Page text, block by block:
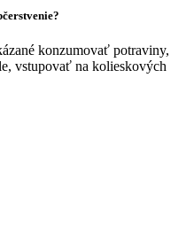
konzumovať potraviny,
vstupovať na kolieskových